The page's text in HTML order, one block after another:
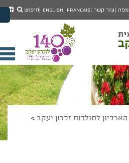
מפה צור קשר Francais
English חיפוש
הארכיון לתולדות זכרון יעקב >